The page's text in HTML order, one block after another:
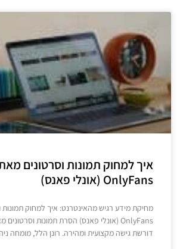
איך למחוק תמונות וסרטונים
OnlyFans (אונלי פאנס)
מחיקת מידע רגיש מהאינטרנט: איך למחוק תמונות
דורשת גישה מקצועית ומהירה. רונן הלל, מומחה